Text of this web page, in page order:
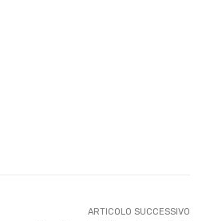
ARTICOLO SUCCESSIVO